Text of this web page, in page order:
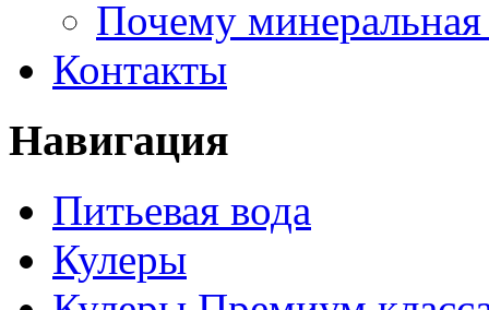
Почему
Контакты
Навигация
Питьевая вода
Кулеры